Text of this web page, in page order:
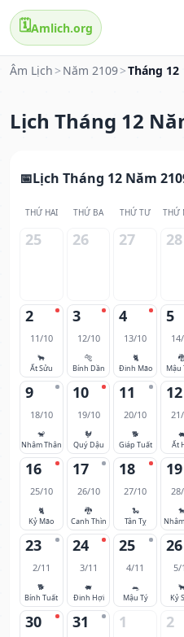
🗓️Amlich.org
Âm Lịch > Năm 2109>Tháng 12
Lịch Tháng 12
Lịch Tháng 12 Năm
THỨ HAI THỨ BA THỨ TƯ THỨ
25 26 27 28
2
11/10
🐂
Ất Sửu
3
12/10
🐅
Bính Dần
4
13/10
🐈
Đinh Mão
5
Mậu
9
18/10
🐒
Nhâm Thân
10
19/10
🐓
Quý Dậu
11
20/10
🐕
Giáp Tuất
12
Ất
16
25/10
🐈
Kỷ Mão
17
26/10
🐉
Canh Thìn
18
27/10
🐍
Tân Tỵ
19
23
2/11
🐕
Bính Tuất
24
3/11
🐖
Đinh Hợi
25
4/11
🐀
Mậu Tý
26
5/
Kỷ
30 31 1 2